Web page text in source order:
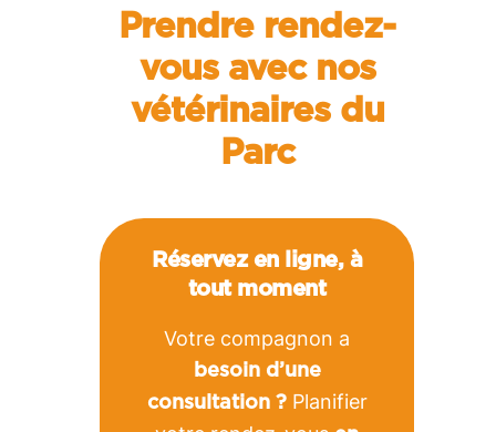
Prendre rendez-
vous avec nos
vétérinaires du
Parc
Réservez en ligne, à
tout moment
Votre compagnon a
besoin d’une
consultation ? Planifier